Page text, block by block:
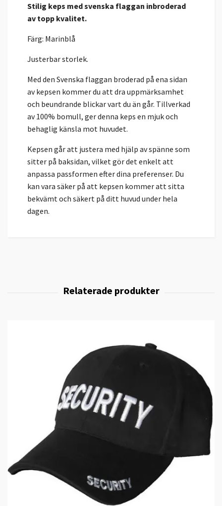
Stilig keps med svenska flaggan inbroderad
av topp kvalitet.
Färg: Marinblå
Justerbar storlek.
Med den Svenska flaggan broderad på ena sidan
av kepsen kommer du att dra uppmärksamhet
och beundrande blickar vart du än går. Tillverkad
av 100% bomull, ger denna keps en mjuk och
behaglig känsla mot huvudet.
Kepsen går att justera med hjälp av spänne som
sitter på baksidan, vilket gör det enkelt att
anpassa passformen efter dina preferenser. Du
kan vara säker på att kepsen kommer att sitta
bekvämt och säkert på ditt huvud under hela
dagen.